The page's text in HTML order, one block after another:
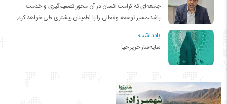
جامعه‌ای که کرامت انسان در آن محور تصمیم‌گیری و خدمت
باشد،مسیر توسعه و تعالی را با اطمینان بیشتری طی خواهد کرد.
یادداشت؛
سایه‌سار حریر حیا